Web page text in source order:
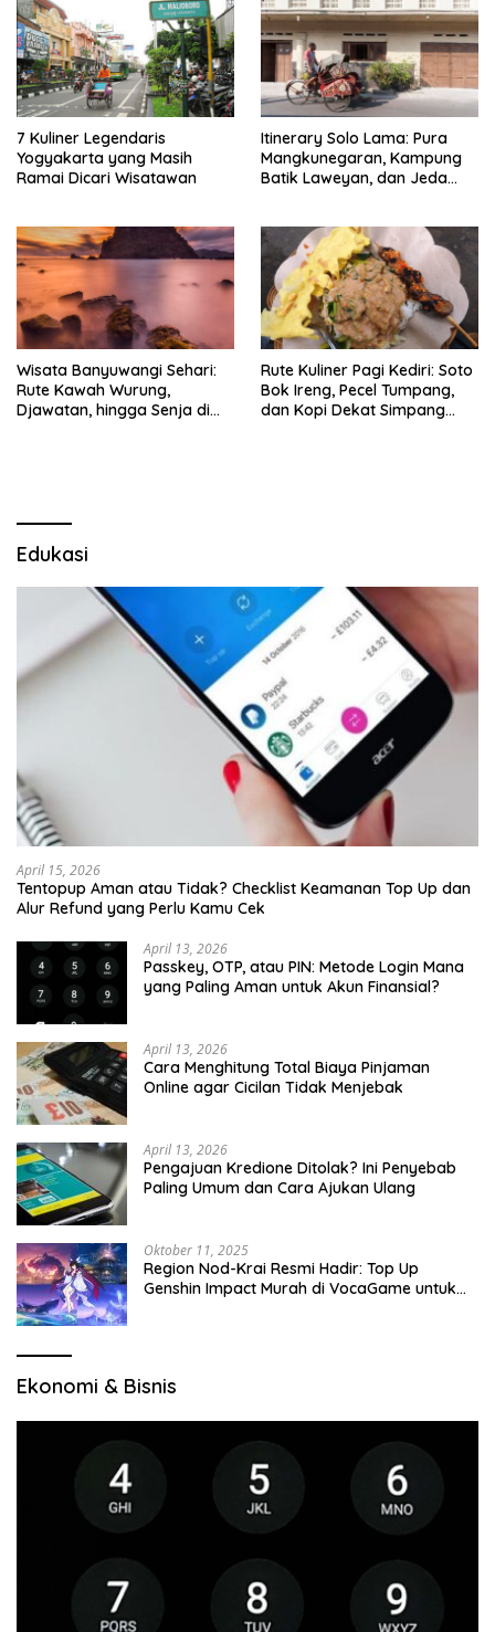
7 Kuliner Legendaris
Yogyakarta yang Masih
Ramai Dicari Wisatawan
Itinerary Solo Lama: Pura
Mangkunegaran, Kampung
Batik Laweyan, dan Jeda
Wisata Banyuwangi Sehari:
Rute Kawah Wurung,
Djawatan, hingga Senja di
Rute Kuliner Pagi Kediri: Soto
Bok Ireng, Pecel Tumpang,
dan Kopi Dekat Simpang
Edukasi
April 15, 2026
Tentopup Aman atau Tidak? Checklist Keamanan Top Up dan
Alur Refund yang Perlu Kamu Cek
April 13, 2026
Passkey, OTP, atau PIN: Metode Login Mana
yang Paling Aman untuk Akun Finansial?
April 13, 2026
Cara Menghitung Total Biaya Pinjaman
Online agar Cicilan Tidak Menjebak
April 13, 2026
Pengajuan Kredione Ditolak? Ini Penyebab
Paling Umum dan Cara Ajukan Ulang
Oktober 11, 2025
Region Nod-Krai Resmi Hadir: Top Up
Genshin Impact Murah di VocaGame untuk
Ekonomi & Bisnis